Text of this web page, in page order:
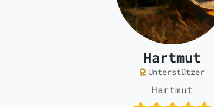
Hartmut
Unterstützer
Hartmut